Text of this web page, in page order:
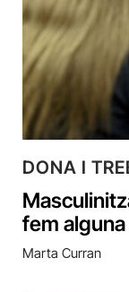
DONA I
fem
Marta Curran